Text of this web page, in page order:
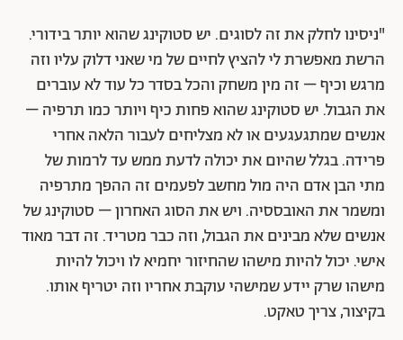
"ניסינו לחלק את זה לסוגים. יש סטוקינג שהוא יותר בידורי.
הרשת מאפשרת לי להציץ לחיים של מי שאני דלוק עליו וזה
מרגש וכיף – זה מין משחק והכל בסדר כל עוד לא עוברים
את הגבול. יש סטוקינג שהוא פחות כיף ויותר כמו תרפיה –
אנשים שמתגעגעים או לא מצליחים לעבור הלאה אחרי
פרידה. בגלל שהיום את יכולה לדעת ממש עד לרמות של
מתי הבן אדם היה מול מחשב לפעמים זה ההפך מתרפיה
ומשמר את האובססיה. ויש את הסוג האחרון – סטוקינג של
אנשים שלא מבינים את הגבול, וזה כבר מטריד. זה דבר מאוד
אישי. יכול להיות מישהו שהחיזור יחמיא לו ויכול להיות
מישהו שרק יידע שמישהי עוקבת אחריו וזה יטריף אותו.
בקיצור, צריך טאקט.